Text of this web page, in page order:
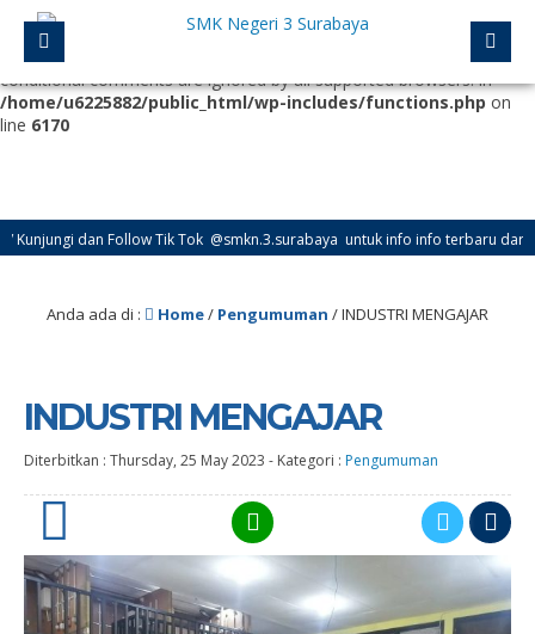
Deprecated
: Function WP_Dependencies->add_data() was called
with an argument that is
conditional comments are ignored by all supported browsers. in
/home/u6225882/public_html/wp-includes/functions.php on
line 6170
dan Follow Tik Tok @smkn.3.surabaya untuk info info terbaru dari SMK
Anda ada di : Home/ Pengumuman /INDUSTRI MENGAJAR
INDUSTRI MENGAJAR
Diterbitkan : Thursday, 25 May 2023 - Kategori : Pengumuman